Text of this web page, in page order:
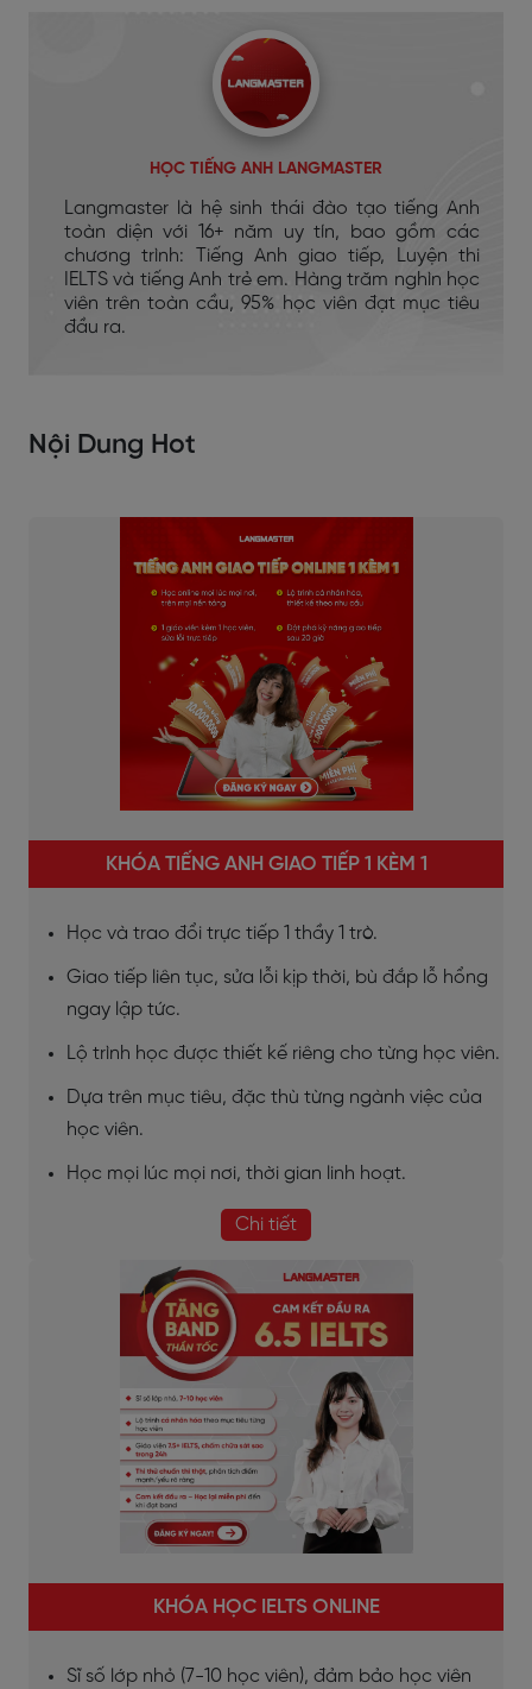
HỌC TIẾNG ANH LANGMASTER
Langmaster là hệ sinh thái đào tạo tiếng Anh
toàn diện với 16+ năm uy tín, bao gồm các
chương trình: Tiếng Anh giao tiếp, Luyện thi
IELTS và tiếng Anh trẻ em. Hàng trăm nghìn học
viên trên toàn cầu, 95% học viên đạt mục tiêu
đầu ra.
Nội Dung Hot
KHÓA TIẾNG ANH GIAO TIẾP 1 KÈM 1
Học và trao đổi trực tiếp 1 thầy 1 trò.
Giao tiếp liên tục, sửa lỗi kịp thời, bù đắp lỗ hổng
ngay lập tức.
Lộ trình học được thiết kế riêng cho từng học viên.
Dựa trên mục tiêu, đặc thù từng ngành việc của
học viên.
Học mọi lúc mọi nơi, thời gian linh hoạt.
Chi tiết
KHÓA HỌC IELTS ONLINE
Sĩ số lớp nhỏ (7-10 học viên), đảm bảo học viên